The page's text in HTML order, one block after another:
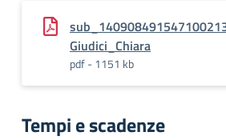
Giudici_Chiara
pdf - 1151 kb
Tempi e scadenze